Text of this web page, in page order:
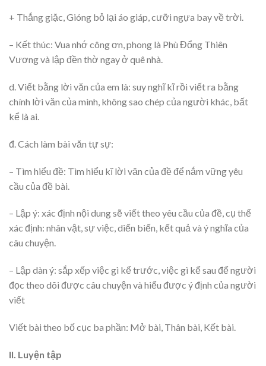
+ Thắng giặc, Gióng bỏ lại áo giáp, cưỡi ngựa bay về trời.
– Kết thúc: Vua nhớ công ơn, phong là Phù Đổng Thiên
Vương và lập đền thờ ngay ở quê nhà.
d. Viết bằng lời văn của em là: suy nghĩ kĩ rồi viết ra bằng
chính lời văn của mình, không sao chép của người khác, bất
kể là ai.
đ. Cách làm bài văn tự sự:
– Tìm hiểu đề: Tìm hiểu kĩ lời văn của đề để nắm vững yêu
cầu của đề bài.
– Lập ý: xác định nội dung sẽ viết theo yêu cầu của đề, cụ thể
xác định: nhân vật, sự việc, diến biến, kết quả và ý nghĩa của
câu chuyện.
– Lập dàn ý: sắp xếp việc gì kể trước, việc gì kể sau để người
đọc theo dõi được câu chuyện và hiểu được ý định của người
viết
Viết bài theo bố cục ba phần: Mở bài, Thân bài, Kết bài.
II. Luyện tập